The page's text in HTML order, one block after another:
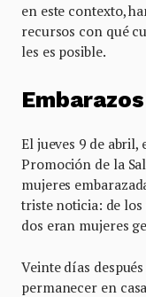
en este contexto,
recursos con qué
les es posible.
El jueves 9 de
Promoción de la
mujeres
triste noticia: de los
dos eran mujeres
Veinte días
permanecer en